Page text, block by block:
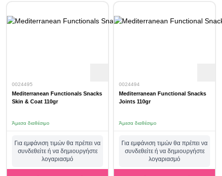
0024495
Mediterranean Functionals Snacks
Skin & Coat 110gr
Άμεσα διαθέσιμο
Για εμφάνιση τιμών θα πρέπει να
συνδεθείτε ή να δημιουργήστε
λογαριασμό
0024494
Mediterranean Functional Snacks
Joints 110gr
Άμεσα διαθέσιμο
Για εμφάνιση τιμών θα πρέπει να
συνδεθείτε ή να δημιουργήστε
λογαριασμό